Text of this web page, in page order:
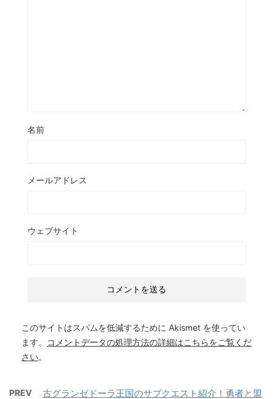
名前
メールアドレス
ウェブサイト
このサイトはスパムを低減するために Akismet を使ってい
ます。
コメントデータの処理方法の詳細はこちらをご覧くだ
さい。
PREV 古グランゼドーラ王国のサブクエスト紹介！勇者と盟